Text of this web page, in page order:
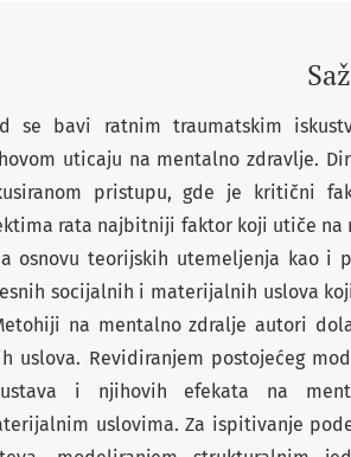
se bavi ratnim traumatskim
uticaju na mentalno zdravlje.
pristupu, gde je kritični
rata najbitniji faktor koji utiče na
osnovu teorijskih utemeljenja kao i
socijalnih i materijalnih uslova
na mentalno zdralje autori
uslova. Revidiranjem postojećeg
i njihovih efekata na
uslovima. Za ispitivanje